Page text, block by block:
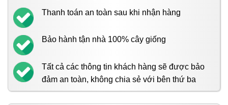
Thanh toán an toàn sau khi nhận hàng
Bảo hành tận nhà 100% cây giống
Tất cả các thông tin khách hàng sẽ được bảo
đảm an toàn, không chia sẻ với bên thứ ba